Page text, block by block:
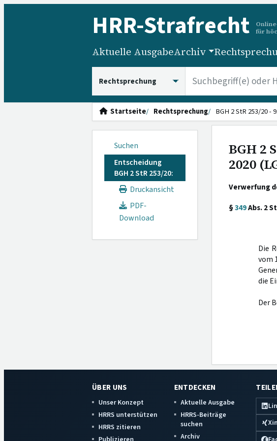
HRR-Strafrecht
für
Aktuelle AusgabeArchiv
Startseite Rechtsprechung BGH 2 StR 253/20 -
Suchen
Entscheidung
BGH 2 StR 253/20:
Druckansicht
PDF-
Download
BGH 2
2020
Verwerfung
§349Abs. 2
Die
vom
die
Der
ÜBER UNS
Unser Konzept
HRRS unterstützen
HRRS zitieren
ENTDECKEN
Aktuelle Ausgabe
HRRS-Beiträge
suchen
Archiv